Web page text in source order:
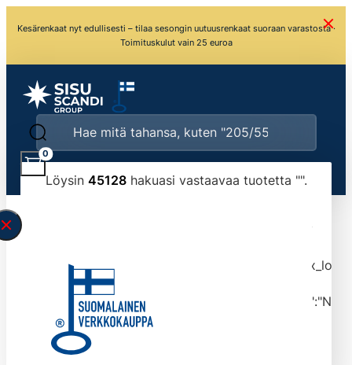
Kesärenkaat nyt edullisesti – tilaa sesongin uutuusrenkaat suoraan varastosta ·
Toimituskulut vain 25 euroa
Löysin 45128hakuasi vastaavaa tuotetta "".
typed the search query correctly.<br>Currently
tmlmvi","meta_query":
data-original-query-vars="[]" data-page="1"
data-max-pages="4513" data-start="1" data-
end="10">
0